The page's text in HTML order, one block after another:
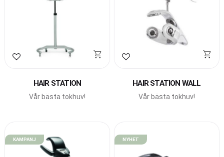
Lägg till i favoriter
HAIR STATION
Vår bästa tokhuv!
Lägg till i favoriter
HAIR STATION WALL
Vår bästa tokhuv!
KAMPANJ NYHET